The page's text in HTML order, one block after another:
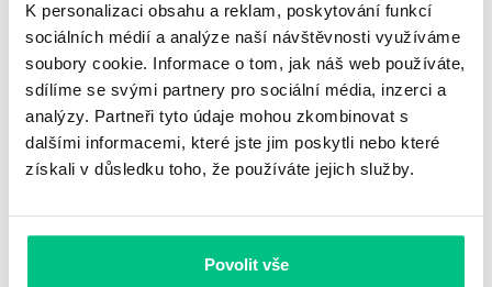
K personalizaci obsahu a reklam, poskytování funkcí
sociálních médií a analýze naší návštěvnosti využíváme
soubory cookie. Informace o tom, jak náš web používáte,
sdílíme se svými partnery pro sociální média, inzerci a
analýzy. Partneři tyto údaje mohou zkombinovat s
dalšími informacemi, které jste jim poskytli nebo které
získali v důsledku toho, že používáte jejich služby.
Povolit vše
UniCredit Bank od 27.7.2026 zdražuje
hypotéky, zatímco Raiffeisenbank
prodloužila slevu do 6.9.2026
Český hypoteční trh na konci července 2026 potvrzuje, že